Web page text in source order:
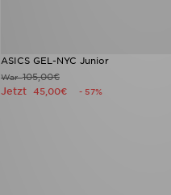
ASICS GEL-NYC Junior
War105,00€
Jetzt 45,00€ - 57%